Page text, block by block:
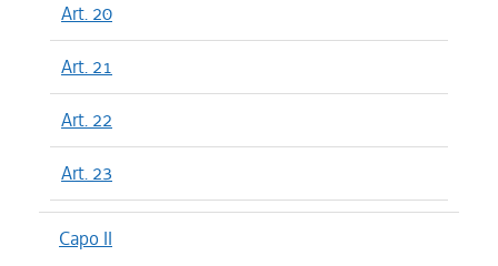
Art. 20
Art. 21
Art. 22
Art. 23
Capo II